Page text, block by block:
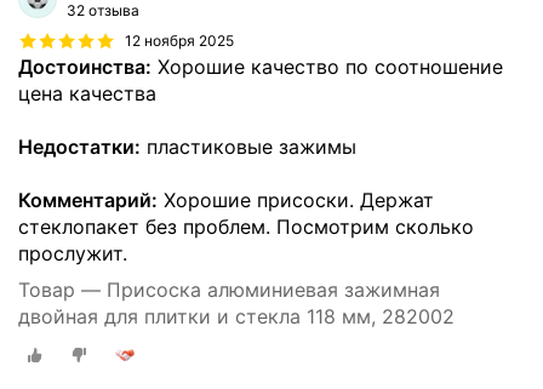
32 отзыва
12 ноября 2025
Достоинства: Хорошие качество по соотношение
цена качества
Недостатки: пластиковые зажимы
Комментарий: Хорошие присоски. Держат
стеклопакет без проблем. Посмотрим сколько
прослужит.
Товар — Присоска алюминиевая зажимная
двойная для плитки и стекла 118 мм, 282002